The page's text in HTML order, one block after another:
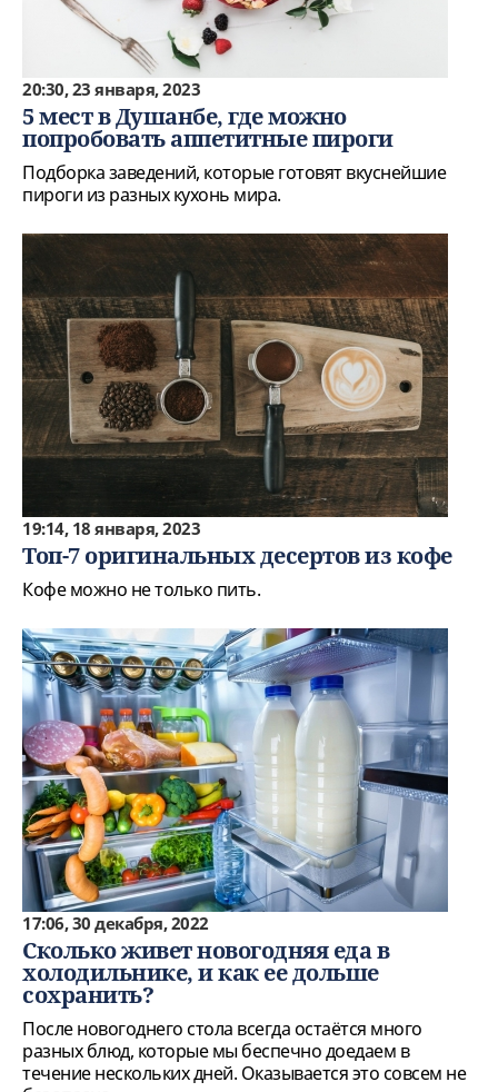
20:30, 23 января, 2023
5 мест в Душанбе, где можно
попробовать аппетитные пироги
Подборка заведений, которые готовят вкуснейшие
пироги из разных кухонь мира.
19:14, 18 января, 2023
Топ-7 оригинальных десертов из кофе
Кофе можно не только пить.
17:06, 30 декабря, 2022
Сколько живет новогодняя еда в
холодильнике, и как ее дольше
сохранить?
После новогоднего стола всегда остаётся много
разных блюд, которые мы беспечно доедаем в
течение нескольких дней. Оказывается это совсем не